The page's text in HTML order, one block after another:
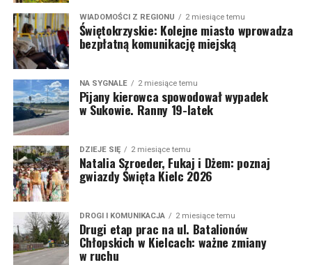
WIADOMOŚCI Z REGIONU 2 miesiące temu
Świętokrzyskie: Kolejne miasto wprowadza
bezpłatną komunikację miejską
NA SYGNALE 2 miesiące temu
Pijany kierowca spowodował wypadek
w Sukowie. Ranny 19-latek
DZIEJE SIĘ 2 miesiące temu
Natalia Szroeder, Fukaj i Dżem: poznaj
gwiazdy Święta Kielc 2026
DROGI I KOMUNIKACJA 2 miesiące temu
Drugi etap prac na ul. Batalionów
Chłopskich w Kielcach: ważne zmiany
w ruchu